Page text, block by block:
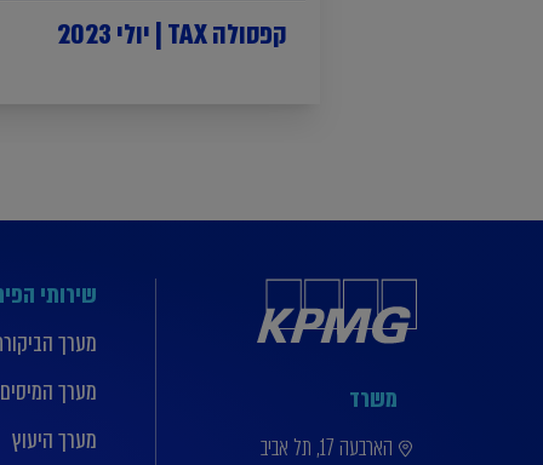
קפסולה TAX | יולי 2023
משרד
הארבעה 17, תל אביב
שירותי
מערך
מערך המיסים
מערך היעוץ